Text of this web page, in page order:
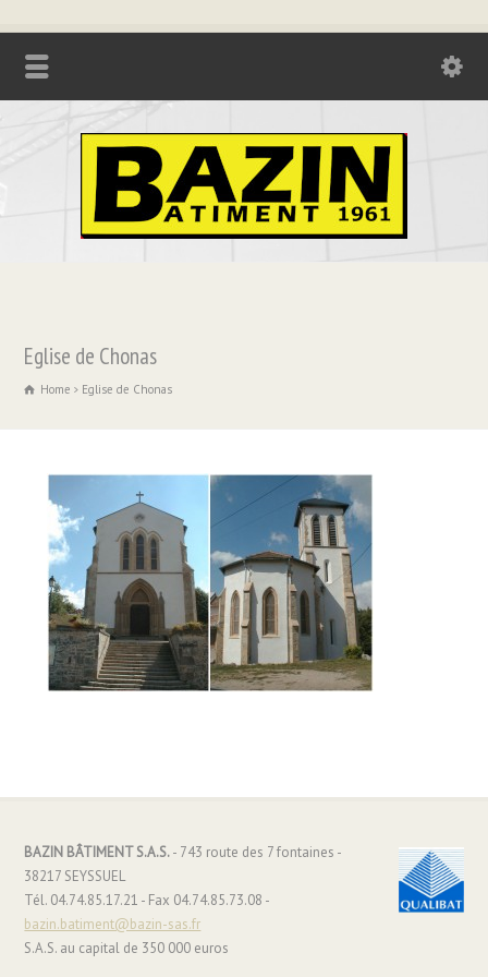
Eglise de Chonas
Home Eglise de Chonas
BAZIN BÂTIMENT S.A.S.- 743 route des 7 fontaines -
38217 SEYSSUEL
Tél. 04.74.85.17.21 - Fax 04.74.85.73.08 -
bazin.batiment@bazin-sas.fr
S.A.S. au capital de 350 000 euros